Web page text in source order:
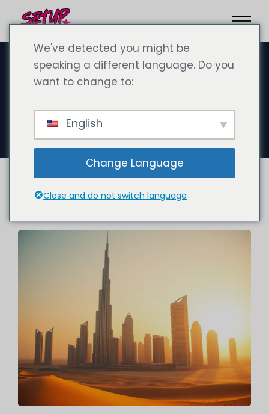
Άρθρα
SetupCo
We've detected you might be
speaking a different language. Do you
want to change to:
English
Change Language
Close and do not switch language